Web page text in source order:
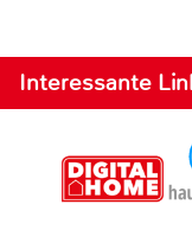
Interessante